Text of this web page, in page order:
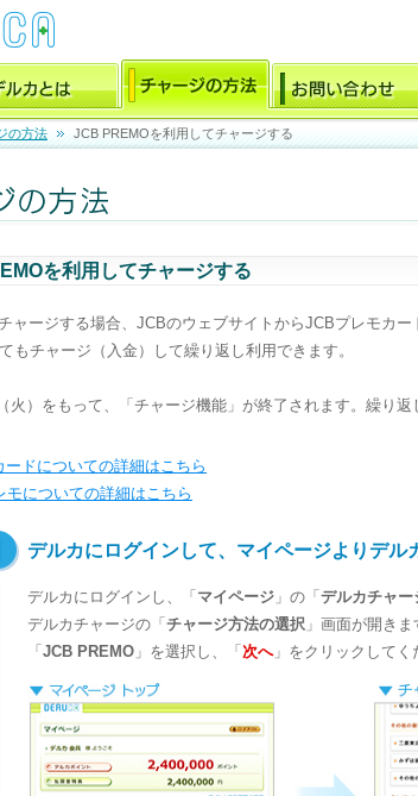
の方法 JCB PREMOを利用してチャージする
を利用してチャージする
ャージする場合、JCBのウェブサイトからJCBプレモカー
もチャージ（入金）して繰り返し利用できます。
火）をもって、「チャージ機能」が終了されます。繰り
ードについての詳細はこちら
モについての詳細はこちら
デルカにログインして、マイページよりデル
デルカにログインし、「 マイページ 」の「 デルカチャー
デルカチャージの「 チャージ方法の選択 」画面が開きま
「 JCB PREMO 」を選択し、「 次へ」をクリックしてく